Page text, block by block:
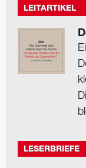
LEITARTIKEL
LESERBRIEFE